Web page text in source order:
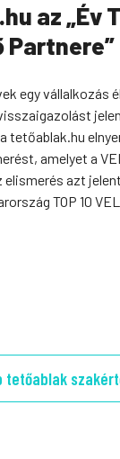
az „Év
Partnere”
egy vállalkozás
tetőablak.hu
amelyet a
azt
TOP 10
tetőablak